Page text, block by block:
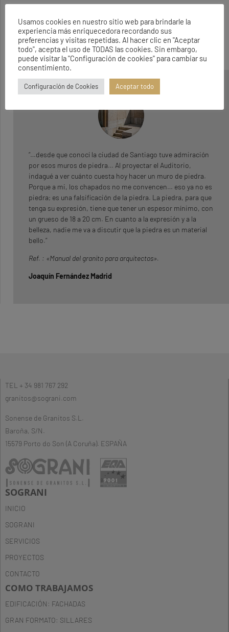
NO SE ENCONTRARON RESULTADOS
La página solicitada no pudo encontrarse. Trate de perfeccionar
su búsqueda o utilice la navegación para localizar la entrada.
“…desde que conocí la ciudad de Santiago tuve admiración
por esos muros de piedra… Al proyectar el Auditorio,
indagué a ver cuánto cuesta hoy hacer un muro de piedra.
Porque a mi, los chapados no me convencen… eso ya no es
piedra; es una falsificación de la piedra. La piedra, para que
tenga su expresión, tiene que tener un espesor mínimo, con
un grueso de 18 a 20 cm. En cuanto a la expresión y a la
belleza, nadie me va a discutir que la piedra es un material
bello.”
Ref. : «Manual del granito para arquitectos».
Joaquín Fernández Madrid
TEL + 34 981 767 292
granitos@sograni.com
Sonense de Granitos S.L.
Baroña, S/N.
15579 Porto do Son (A Coruña). ESPAÑA
SOGRANI
INICIO
SOGRANI
SERVICIOS
PROYECTOS
CONTACTO
COMO TRABAJAMOS
EDIFICACIÓN: FACHADAS
GRAN FORMATO: SILLARES
Usamos cookies en nuestro sitio web para brindarle la
experiencia más enriquecedora recordando sus
preferencias y visitas repetidas. Al hacer clic en "Aceptar
todo", acepta el uso de TODAS las cookies. Sin embargo,
puede visitar la "Configuración de cookies" para cambiar su
consentimiento.
Configuración de Cookies Aceptar todo